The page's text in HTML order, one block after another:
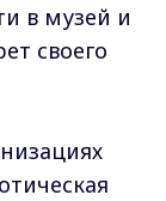
в музей и
своего